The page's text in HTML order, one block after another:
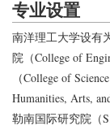
专业设置
南洋理工大学设有
院（College of
（College of
Humanities, Arts,
勒南国际研究院（